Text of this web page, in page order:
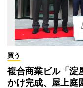
買う
複合商業ビル「
かけ完成、屋上庭